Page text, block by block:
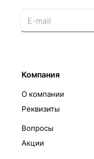
Компания
О компании
Реквизиты
Вопросы
Акции